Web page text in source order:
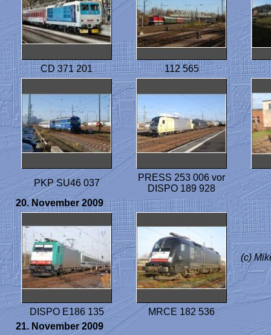
CD 371 201 112 565
PKP SU46 037
PRESS 253 006 vor
DISPO 189 928
20. November 2009
(c)
DISPO E186 135
MRCE 182 536
21. November 2009